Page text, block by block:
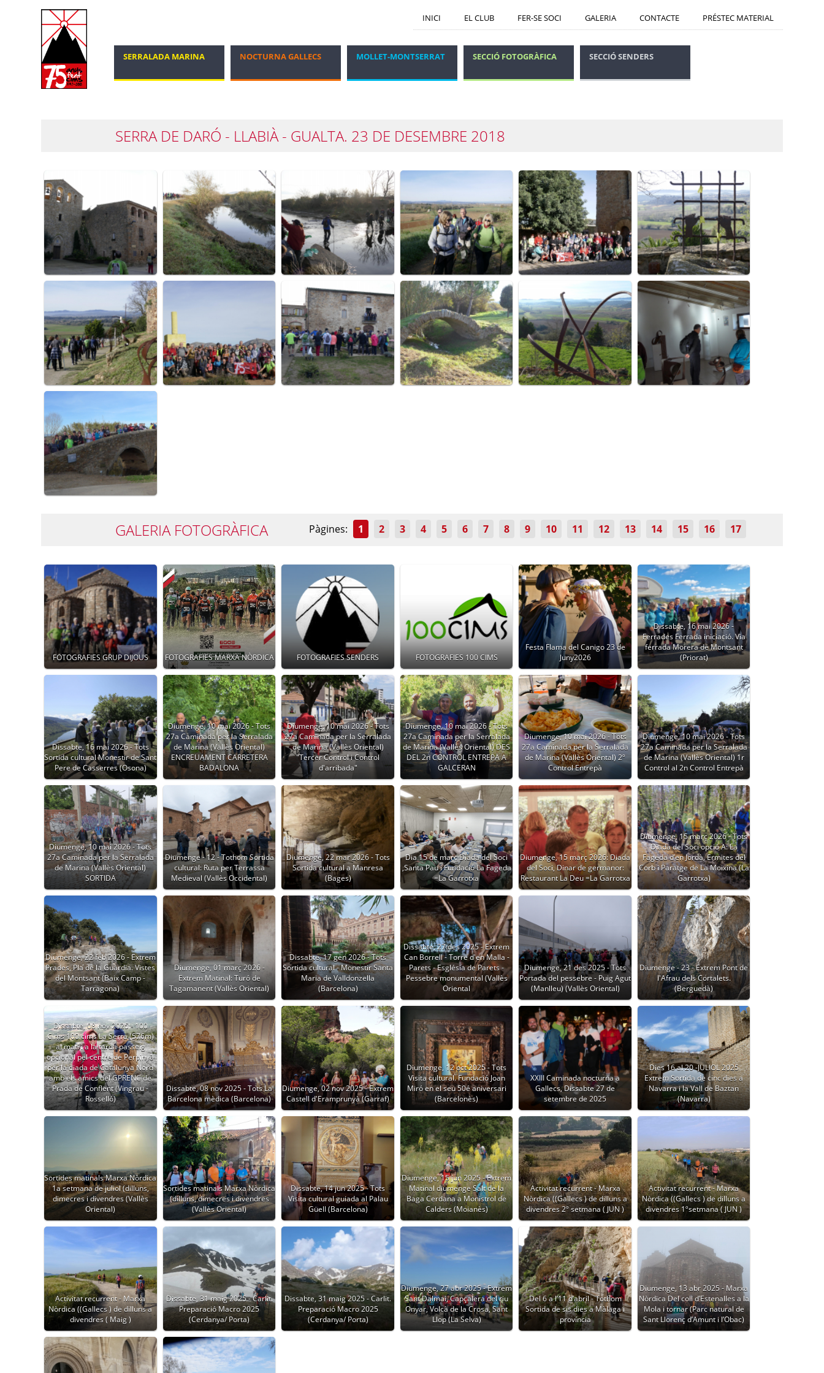
INICI EL CLUB FER-SE SOCI GALERIA CONTACTE PRÉSTEC MATERIAL
SERRALADA MARINA NOCTURNA GALLECS MOLLET-MONTSERRAT SECCIÓ FOTOGRÀFICA SECCIÓ SENDERS
SERRA DE DARÓ - LLABIÀ - GUALTA. 23 DE DESEMBRE 2018
Pàgines: 1 2 3 4 5 6 7 8 9 10 11 12 13 14 15 16 17
GALERIA FOTOGRÀFICA
FOTOGRAFIES GRUP DIJOUS FOTOGRAFIES MARXA NÒRDICA FOTOGRAFIES SENDERS FOTOGRAFIES 100 CIMS
Festa Flama del Canigo 23 de
Juny2026
Dissabte, 16 mai 2026 -
Ferrades Ferrada iniciació. Via
ferrada Morera de Montsant
(Priorat)
Dissabte, 16 mai 2026 - Tots
Sortida cultural Monestir de Sant
Pere de Casserres (Osona)
Diumenge, 10 mai 2026 - Tots
27a Caminada per la Serralada
de Marina (Vallès Oriental)
ENCREUAMENT CARRETERA
BADALONA
Diumenge, 10 mai 2026 - Tots
27a Caminada per la Serralada
de Marina (Vallès Oriental)
"Tercer Control i Control
d'arribada"
Diumenge, 10 mai 2026 - Tots
27a Caminada per la Serralada
de Marina (Vallès Oriental) DES
DEL 2n CONTROL ENTREPA A
GALCERAN
Diumenge, 10 mai 2026 - Tots
27a Caminada per la Serralada
de Marina (Vallès Oriental) 2º
Control Entrepà
Diumenge, 10 mai 2026 - Tots
27a Caminada per la Serralada
de Marina (Vallès Oriental) 1r
Control al 2n Control Entrepà
Diumenge, 10 mai 2026 - Tots
27a Caminada per la Serralada
de Marina (Vallès Oriental)
SORTIDA
Diumenge - 12 - Tothom Sortida
cultural: Ruta per Terrassa
Medieval (Vallès Occidental)
Diumenge, 22 mar 2026 - Tots
Sortida cultural a Manresa
(Bages)
Dia 15 de març Diada del Soci
,Santa Pau i Fundació La Fageda
=La Garrotxa
Diumenge, 15 març 2026: Diada
del Soci, Dinar de germanor:
Restaurant La Deu =La Garrotxa
Diumenge, 15 març 2026 - Tots
Diada del Soci opció A: La
Fageda d’en Jordà, Ermites del
Corb i Paratge de La Moixina (La
Garrotxa)
Diumenge, 22 feb 2026 - Extrem
Prades, Pla de la Guàrdia. Vistes
del Montsant (Baix Camp -
Tarragona)
Diumenge, 01 març 2026 -
Extrem Matinal: Turó de
Tagamanent (Vallès Oriental)
Dissabte, 17 gen 2026 - Tots
Sortida cultural - Monestir Santa
Maria de Valldonzella
(Barcelona)
Dissabte, 27 des 2025 - Extrem
Can Borrell - Torre d'en Malla -
Parets - Església de Parets -
Pessebre monumental (Vallès
Oriental
Diumenge, 21 des 2025 - Tots
Portada del pessebre - Puig Agut
(Manlleu) (Vallès Oriental)
Diumenge - 23 - Extrem Pont de
l'Afrau dels Cortalets.
(Berguedà)
Dissabte, 08 nov 2025 - 100
Cims 100 cims La Serra (576m)
al matí i a la tarda passeig
opcional pel centre de Perpinyà
per la diada de Catalunya Nord
amb els amics del GPRENC de
Prada de Conflent (Vingrau -
Rosselló)
Dissabte, 08 nov 2025 - Tots La
Barcelona mèdica (Barcelona)
Diumenge, 02 nov 2025 - Extrem
Castell d'Eramprunyà (Garraf)
Diumenge, 12 oct 2025 - Tots
Visita cultural. Fundació Joan
Miró en el seu 50é aniversari
(Barcelonès)
XXIII Caminada nocturna a
Gallecs, Dissabte 27 de
setembre de 2025
Dies 16 al 20 -JULIOL 2025
Extrem Sortida de cinc dies a
Navarra i la Vall de Baztan
(Navarra)
Sortides matinals Marxa Nòrdica
1a setmana de juliol (dilluns,
dimecres i divendres (Vallès
Oriental)
Sortides matinals Marxa Nòrdica
(dilluns, dimecres i divendres
(Vallès Oriental)
Dissabte, 14 jun 2025 - Tots
Visita cultural guiada al Palau
Güell (Barcelona)
Diumenge, 15 jun 2025 - Extrem
Matinal diumenge Salt de la
Baga Cerdana a Monistrol de
Calders (Moianès)
Activitat recurrent - Marxa
Nòrdica ((Gallecs ) de dilluns a
divendres 2º setmana ( JUN )
Activitat recurrent - Marxa
Nòrdica ((Gallecs ) de dilluns a
divendres 1ºsetmana ( JUN )
Activitat recurrent - Marxa
Nòrdica ((Gallecs ) de dilluns a
divendres ( Maig )
Dissabte, 31 maig 2025 - Carlit.
Preparació Macro 2025
(Cerdanya/ Porta)
Dissabte, 31 maig 2025 - Carlit.
Preparació Macro 2025
(Cerdanya/ Porta)
Diumenge, 27 abr 2025 - Extrem
Sant Dalmai, Capçalera del riu
Onyar, Volcà de la Crosa, Sant
Llop (La Selva)
Del 6 a l’11 d’abril - Tothom
Sortida de sis dies a Màlaga i
província
Diumenge, 13 abr 2025 - Marxa
Nòrdica Del coll d’Estenalles a la
Mola i tornar (Parc natural de
Sant Llorenç d’Amunt i l’Obac)